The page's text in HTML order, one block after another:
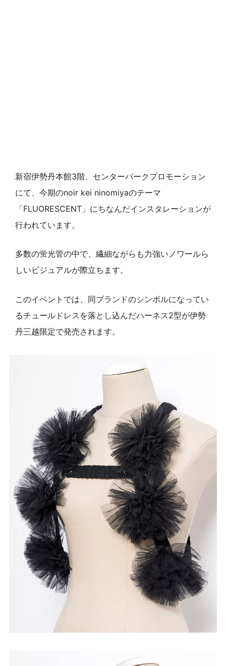
新宿伊勢丹本館3階、センターパークプロモーション
にて、今期のnoir kei ninomiyaのテーマ
「FLUORESCENT」にちなんだインスタレーションが
行われています。
多数の蛍光管の中で、繊細ながらも力強いノワールら
しいビジュアルが際立ちます。
このイベントでは、同ブランドのシンボルになってい
るチュールドレスを落とし込んだハーネス2型が伊勢
丹三越限定で発売されます。